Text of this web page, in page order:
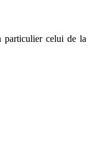
particulier celui de la